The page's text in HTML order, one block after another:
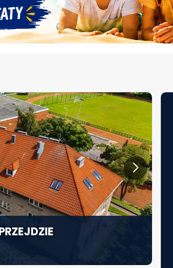
ŻYWIENIA W EDUKACJI –
ŚWIETLE - NOWE
DZIAŁALNOŚĆ